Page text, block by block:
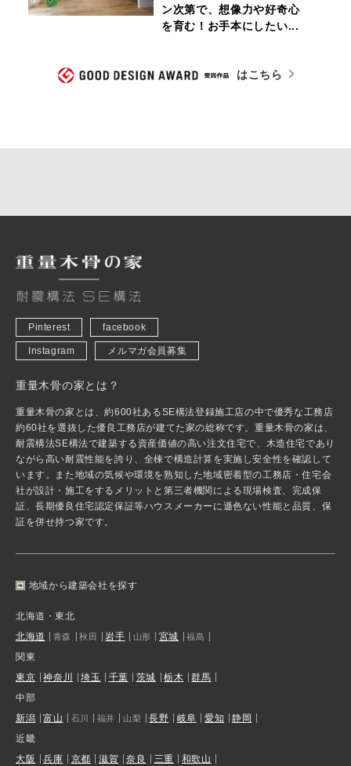
ン次第で、想像力や好奇心
を育む！お手本にしたい...
はこちら
Pinterest facebook
Instagram メルマガ会員募集
重量木骨の家とは？
重量木骨の家とは、約600社あるSE構法登録施工店の中で優秀な工務店
約60社を選抜した優良工務店が建てた家の総称です。重量木骨の家は、
耐震構法SE構法で建築する資産価値の高い注文住宅で、木造住宅であり
ながら高い耐震性能を誇り、全棟で構造計算を実施し安全性を確認して
います。また地域の気候や環境を熟知した地域密着型の工務店・住宅会
社が設計・施工をするメリットと第三者機関による現場検査、完成保
証、長期優良住宅認定保証等ハウスメーカーに遜色ない性能と品質、保
証を併せ持つ家です。
地域から建築会社を探す
北海道・東北
北海道
青森 秋田 岩手 山形 宮城 福島
関東
東京
神奈川 埼玉 千葉 茨城 栃木
群馬
中部
新潟
富山 石川 福井 山梨 長野 岐阜 愛知
静岡
近畿
大阪
兵庫 京都 滋賀 奈良 三重
和歌山